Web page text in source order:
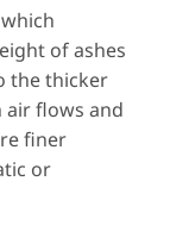
of ashes
the thicker
flows and
finer
or